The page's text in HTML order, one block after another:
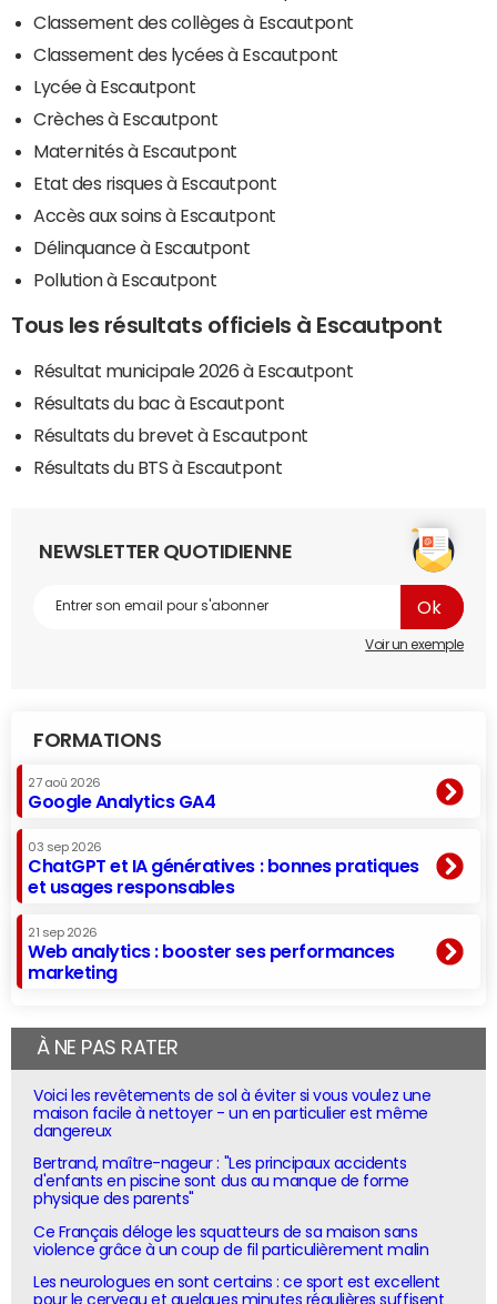
Classement des collèges à Escautpont
Classement des lycées à Escautpont
Lycée à Escautpont
Crèches à Escautpont
Maternités à Escautpont
Etat des risques à Escautpont
Accès aux soins à Escautpont
Délinquance à Escautpont
Pollution à Escautpont
Tous les résultats officiels à Escautpont
Résultat municipale 2026 à Escautpont
Résultats du bac à Escautpont
Résultats du brevet à Escautpont
Résultats du BTS à Escautpont
NEWSLETTER QUOTIDIENNE
Voir un exemple
FORMATIONS
27 aoû 2026
Google Analytics GA4
03 sep 2026
ChatGPT et IA génératives : bonnes pratiques
et usages responsables
21 sep 2026
Web analytics : booster ses performances
marketing
À NE PAS RATER
Voici les revêtements de sol à éviter si vous voulez une
maison facile à nettoyer - un en particulier est même
dangereux
Bertrand, maître-nageur : "Les principaux accidents
d'enfants en piscine sont dus au manque de forme
physique des parents"
Ce Français déloge les squatteurs de sa maison sans
violence grâce à un coup de fil particulièrement malin
Les neurologues en sont certains : ce sport est excellent
pour le cerveau et quelques minutes régulières suffisent